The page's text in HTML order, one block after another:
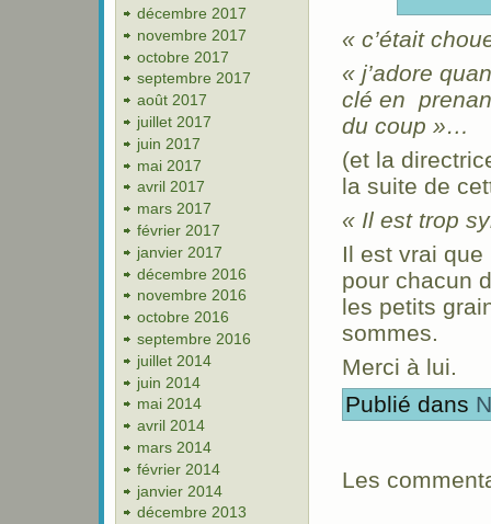
décembre 2017
novembre 2017
octobre 2017
septembre 2017
août 2017
juillet 2017
juin 2017
mai 2017
avril 2017
mars 2017
février 2017
janvier 2017
décembre 2016
novembre 2016
octobre 2016
septembre 2016
juillet 2014
juin 2014
mai 2014
avril 2014
mars 2014
février 2014
janvier 2014
décembre 2013
« c’était
« j’adore
clé en
du coup »…
(et la
la suite de
« Il est trop
Il est vrai
pour chacun
les petits
sommes.
Merci à lui.
Publié dans
Les